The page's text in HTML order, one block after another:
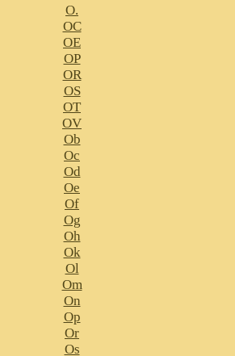
O.
OC
OE
OP
OR
OS
OT
OV
Ob
Oc
Od
Oe
Of
Og
Oh
Ok
Ol
Om
On
Op
Or
Os